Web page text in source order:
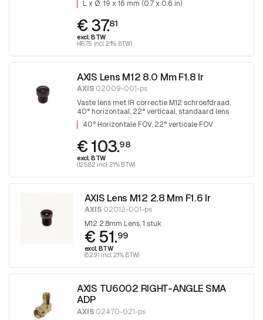
L x Ø: 19 x 16 mm (0.7 x 0.6 in)
€ 37.81
excl. BTW
(45.75 incl. 21% BTW)
AXIS Lens M12 8.0 Mm F1.8 Ir
AXIS 02009-001-ps
Vaste lens met IR correctie M12 schroefdraad,
40° horizontaal, 22° verticaal, standaard lens
voor P3925-R / LRE en P3935-LR is 110°
horizontaal, 1 stuk
40° Horizontale FOV, 22° verticale FOV
€ 103.98
excl. BTW
(125.82 incl. 21% BTW)
AXIS Lens M12 2.8 Mm F1.6 Ir
AXIS02012-001-ps
M12 2.8mm Lens, 1 stuk
€ 51.99
excl. BTW
(62.91 incl. 21% BTW)
AXIS TU6002 RIGHT-ANGLE SMA
ADP
AXIS 02470-021-ps